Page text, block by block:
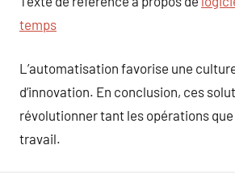
temps
L’automatisation favorise une
d’innovation. En conclusion, ces
révolutionner tant les opérations que
travail.